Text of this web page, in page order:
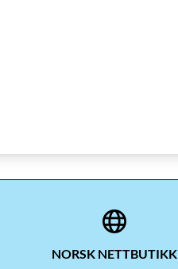
NORSK NETTBUTIKK